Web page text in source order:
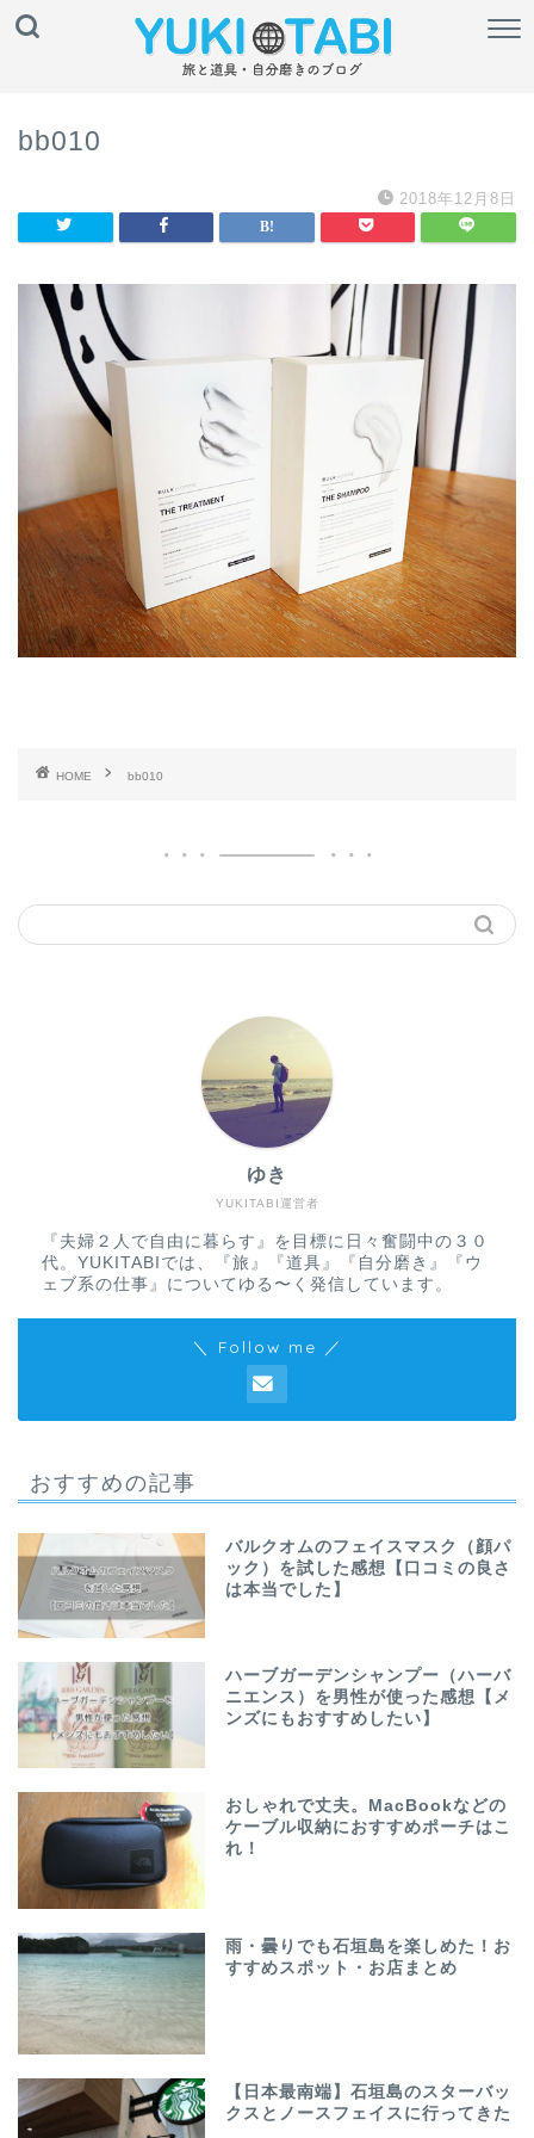
bb010
2018年12月8日
HOME bb010
YUKITABI運営者
ゆき
『夫婦２人で自由に暮らす』を目標に日々奮闘中の３０
代。YUKITABIでは、『旅』『道具』『自分磨き』『ウ
ェブ系の仕事』についてゆる〜く発信しています。
＼ Follow me ／
おすすめの記事
バルクオムのフェイスマスク（顔パ
ック）を試した感想【口コミの良さ
は本当でした】
ハーブガーデンシャンプー（ハーバ
ニエンス）を男性が使った感想【メ
ンズにもおすすめしたい】
おしゃれで丈夫。MacBookなどの
ケーブル収納におすすめポーチはこ
れ！
雨・曇りでも石垣島を楽しめた！お
すすめスポット・お店まとめ
【日本最南端】石垣島のスターバッ
クスとノースフェイスに行ってきた